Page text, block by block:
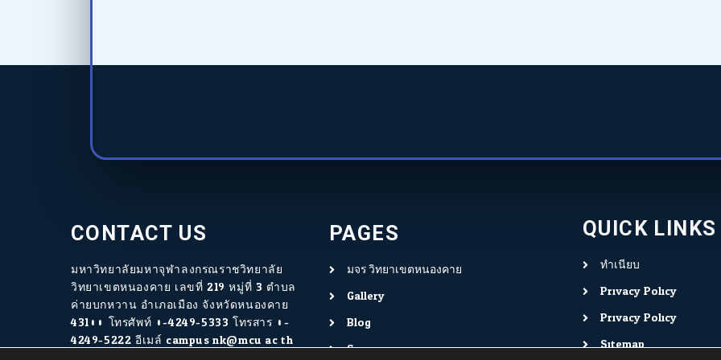
CONTACT US
มหาวิทยาลัยมหาจุฬาลงกรณราชวิทยาลัย
วิทยาเขตหนองคาย เลขที่ 219 หมู่ที่ 3 ตำบล
ค่ายบกหวาน อำเภอเมือง จังหวัดหนองคาย
43100 โทรศัพท์ 0-4249-5333 โทรสาร 0-
4249-5222 อีเมล์ campus.nk@mcu.ac.th
PAGES
มจร.วิทยาเขตหนองคาย
Gallery
Blog
Services
QUICK LINKS
ทำเนียบ
Privacy Policy
Privacy Policy
Sitemap